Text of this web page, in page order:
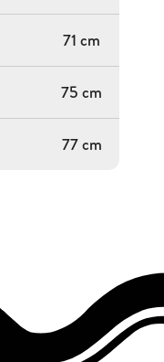
71 cm
75 cm
77 cm